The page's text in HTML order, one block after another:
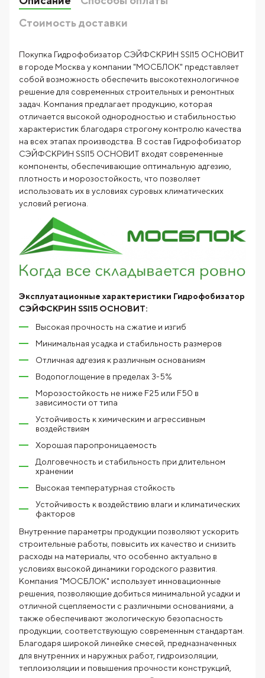
Стоимость доставки
Покупка Гидрофобизатор СЭЙФСКРИН SSl15 ОСНОВИТ
в городе Москва у компании "МОСБЛОК" представляет
собой возможность обеспечить высокотехнологичное
решение для современных строительных и ремонтных
задач. Компания предлагает продукцию, которая
отличается высокой однородностью и стабильностью
характеристик благодаря строгому контролю качества
на всех этапах производства. В состав Гидрофобизатор
СЭЙФСКРИН SSl15 ОСНОВИТ входят современные
компоненты, обеспечивающие оптимальную адгезию,
плотность и морозостойкость, что позволяет
использовать их в условиях суровых климатических
условий региона.
Эксплуатационные характеристики Гидрофобизатор
СЭЙФСКРИН SSl15 ОСНОВИТ:
Высокая прочность на сжатие и изгиб
Минимальная усадка и стабильность размеров
Отличная адгезия к различным основаниям
Водопоглощение в пределах 3-5%
Морозостойкость не ниже F25 или F50 в
зависимости от типа
Устойчивость к химическим и агрессивным
воздействиям
Хорошая паропроницаемость
Долговечность и стабильность при длительном
хранении
Высокая температурная стойкость
Устойчивость к воздействию влаги и климатических
факторов
Внутренние параметры продукции позволяют ускорить
строительные работы, повысить их качество и снизить
расходы на материалы, что особенно актуально в
условиях высокой динамики городского развития.
Компания "МОСБЛОК" использует инновационные
решения, позволяющие добиться минимальной усадки и
отличной сцепляемости с различными основаниями, а
также обеспечивают экологическую безопасность
продукции, соответствующую современным стандартам.
Благодаря широкой линейке смесей, предназначенных
для внутренних и наружных работ, гидроизоляции,
теплоизоляции и повышения прочности конструкций,